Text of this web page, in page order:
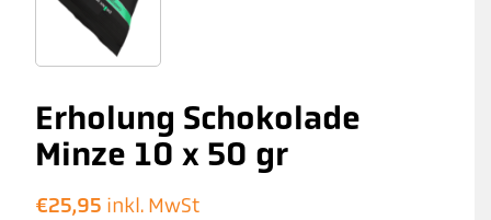
Erholung Schokolade
Minze 10 x 50 gr
€25,95 inkl. MwSt